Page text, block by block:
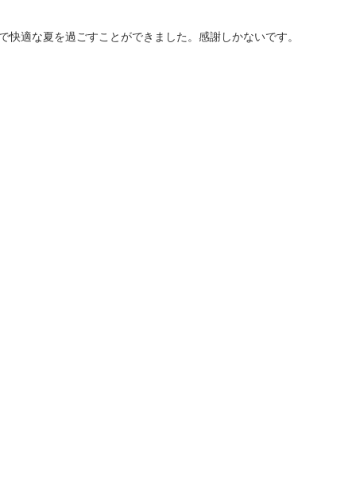
適な夏を過ごすことができました。感謝しかないです。